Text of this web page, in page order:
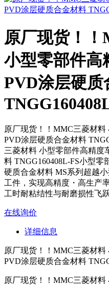
原厂现货！
小型零部件高
PVD涂层硬质
原厂现货！！MMC三菱材
PVD涂层硬质合金材料
三菱材料 小型零部件高精度
料 TNGG160408L-FS小型
硬质合金材料 MS系列超越
工件，实现高精度・高生产
工时耐粘结性与耐磨损性飞
在线询价
详细信息
原厂现货！！MMC三菱材
PVD涂层硬质合金材料
原厂现货！！MMC三菱材